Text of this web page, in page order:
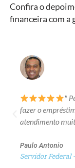
Confira o
financeira com a
"
fazer o
atendimento
Paulo Antonio
Servidor Federal